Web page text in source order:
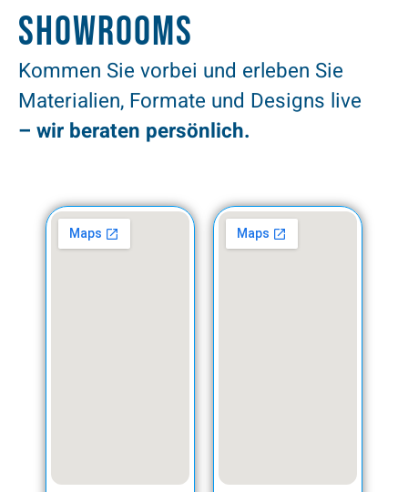
Showrooms
Kommen Sie vorbei und erleben Sie
Materialien, Formate und Designs live
– wir beraten persönlich.